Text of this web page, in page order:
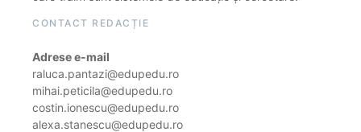
CONTACT REDACȚIE
Adrese e-mail
raluca.pantazi@edupedu.ro
mihai.peticila@edupedu.ro
costin.ionescu@edupedu.ro
alexa.stanescu@edupedu.ro